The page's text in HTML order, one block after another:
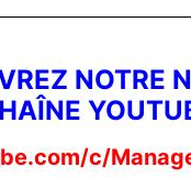
NOTRE
c/